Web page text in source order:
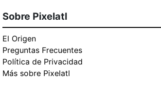
Sobre Pixelatl
El Origen
Preguntas Frecuentes
Política de Privacidad
Más sobre Pixelatl